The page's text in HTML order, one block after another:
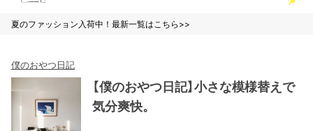
夏のファッション入荷中！最新一覧はこちら>>
僕のおやつ日記
【僕のおやつ日記】小さな模様替えで
気分爽快。